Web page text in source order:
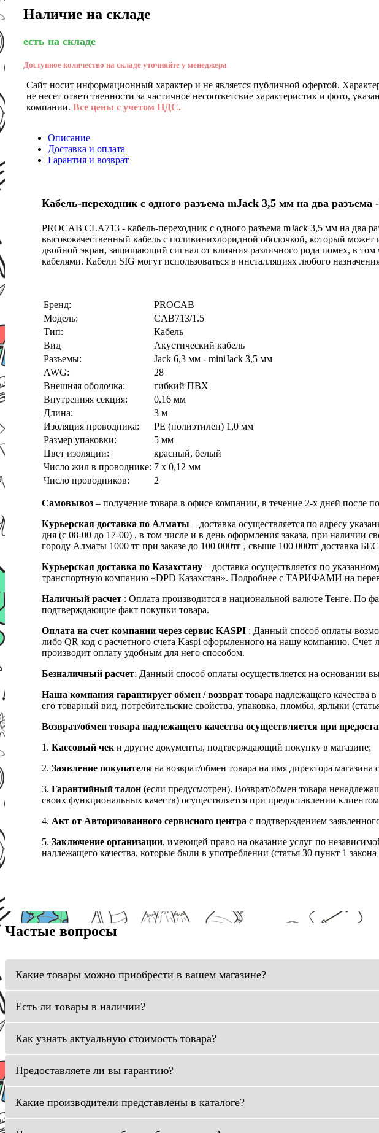
Наличие на складе
есть на складе
Доступное количество на складе уточняйте у менеджера
Сайт носит информационный характер и не является публичной офертой.
не несет ответственности за частичное несоответсвие характеристик и фото,
компании. Все цены с учетом НДС.
Описание
Доставка и оплата
Гарантия и возврат
Кабель-переходник с одного разъема mJack 3,5 мм на два
PROCAB CLA713 - кабель-переходник с одного разъема mJack 3,5 мм на два
высококачественный кабель с поливинихлоридной оболочкой, который
двойной экран, защищающий сигнал от влияния различного рода помех, в
кабелями. Кабели SIG могут использоваться в инсталляциях любого
Бренд:
PROCAB
Модель:
CAB713/1.5
Тип:
Кабель
Вид
Акустический кабель
Разъемы:
Jack 6,3 мм - miniJack 3,5 мм
AWG:
28
Внешняя оболочка:
гибкий ПВХ
Внутренняя секция:
0,16 мм
Длина:
3 м
Изоляция проводника:
PE (полиэтилен) 1,0 мм
Размер упаковки:
5 мм
Цвет изоляции:
красный, белый
Число жил в проводнике: 7 x 0,12 мм
Число проводников:
2
Самовывоз – получение товара в офисе компании, в течение 2-х дней после
Курьерская доставка по Алматы – доставка осуществляется по адресу
дня (с 08-00 до 17-00) , в том числе и в день оформления заказа, при
городу Алматы 1000 тг при заказе до 100 000тг , свыше 100 000тг
Курьерская доставка по Казахстану – доставка осуществляется по
транспортную компанию «DPD Казахстан». Подробнее с ТАРИФАМИ на
Наличный расчет : Оплата производится в национальной валюте Тенге. По
подтверждающие факт покупки товара.
Оплата на счет компании через сервис KASPI : Данный способ оплаты
либо QR код с расчетного счета Kaspi оформленного на нашу компанию. Счет
производит оплату удобным для него способом.
Безналичный расчет: Данный способ оплаты осуществляется на основании
Наша компания гарантирует обмен / возврат товара надлежащего качества
его товарный вид, потребительские свойства, упаковка, пломбы, ярлыки
Возврат/обмен товара надлежащего качества осуществляется при
1. Кассовый чек и другие документы, подтверждающий покупку в магазине;
2. Заявление покупателя на возврат/обмен товара на имя директора
3. Гарантийный талон (если предусмотрен). Возврат/обмен товара
своих функциональных качеств) осуществляется при предоставлении
4. Акт от Авторизованного сервисного центра с подтверждением
5. Заключение организации, имеющей право на оказание услуг по
надлежащего качества, которые были в употреблении (статья 30 пункт 1
Частые вопросы
Какие товары можно приобрести в вашем магазине?
Есть ли товары в наличии?
Как узнать актуальную стоимость товара?
Предоставляете ли вы гарантию?
Какие производители представлены в каталоге?